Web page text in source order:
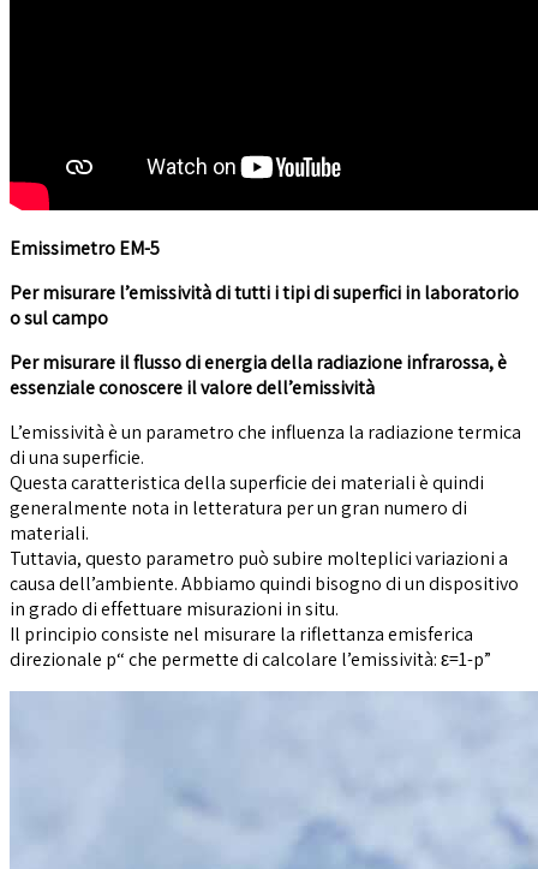
Emissimetro EM-5
Per misurare l’emissività di tutti i tipi di superfici in laboratorio
o sul campo
Per misurare il flusso di energia della radiazione infrarossa, è
essenziale conoscere il valore dell’emissività
L’emissività è un parametro che influenza la radiazione termica
di una superficie.
Questa caratteristica della superficie dei materiali è quindi
generalmente nota in letteratura per un gran numero di
materiali.
Tuttavia, questo parametro può subire molteplici variazioni a
causa dell’ambiente. Abbiamo quindi bisogno di un dispositivo
in grado di effettuare misurazioni in situ.
Il principio consiste nel misurare la riflettanza emisferica
direzionale p“ che permette di calcolare l’emissività: ε=1-p”